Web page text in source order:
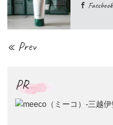
Facebook
« Prev
PR